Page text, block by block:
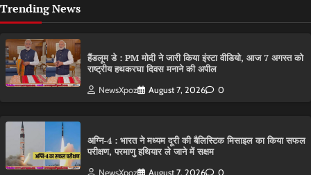
Trending News
हैंडलूम डे : PM मोदी ने जारी किया इंस्टा वीडियो, आज 7 अगस्त को
राष्ट्रीय हथकरघा दिवस मनाने की अपील
NewsXpoz August 7, 2026 0
अग्नि-4 : भारत ने मध्यम दूरी की बैलिस्टिक मिसाइल का किया सफल
परीक्षण, परमाणु हथियार ले जाने में सक्षम
NewsXpoz August 7, 2026 0